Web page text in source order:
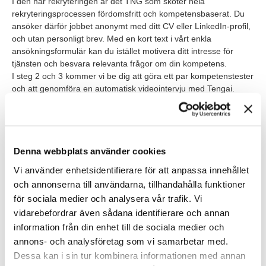
Denna webbplats använder cookies
Vi använder enhetsidentifierare för att anpassa innehållet
och annonserna till användarna, tillhandahålla funktioner
för sociala medier och analysera vår trafik. Vi
vidarebefordrar även sådana identifierare och annan
information från din enhet till de sociala medier och
annons- och analysföretag som vi samarbetar med.
Dessa kan i sin tur kombinera informationen med annan
rekryteringsprocessen fördomsfritt och kompetensbaserat. Du
ansöker därför jobbet anonymt med ditt CV eller LinkedIn-profil,
och utan personligt brev. Med en kort text i vårt enkla
ansökningsformulär kan du istället motivera ditt intresse för
tjänsten och besvara relevanta frågor om din kompetens.
I steg 2 och 3 kommer vi be dig att göra ett par kompetenstester
och att genomföra en automatisk videointervju med Tengai.
Tengai är en svensk uppfinning, den första i sitt slag, framtagen
särskilt för fördomsfri rekrytering och är validerad av forskare.
sökanden över video. Dina svar presenteras sedan för ansvarig
kön, bakgrund, dialekt eller etnicitet. Istället ges du en opartisk
och rättvis bedömning av din kompetens i förhållande till den
lediga tjänsten. Så att din rekryterare sedan kan träffa dig på
rätt grunder. Men allt det här berättar vi om inför din intervju.
Våra förväntningar